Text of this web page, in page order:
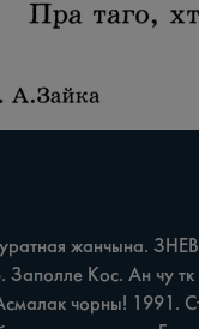
жанчына.
Заполле Кос. Ан чу
чорны! 1991.